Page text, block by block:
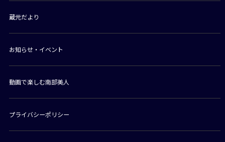
蔵元だより
お知らせ・イベント
動画で楽しむ南部美人
プライバシーポリシー